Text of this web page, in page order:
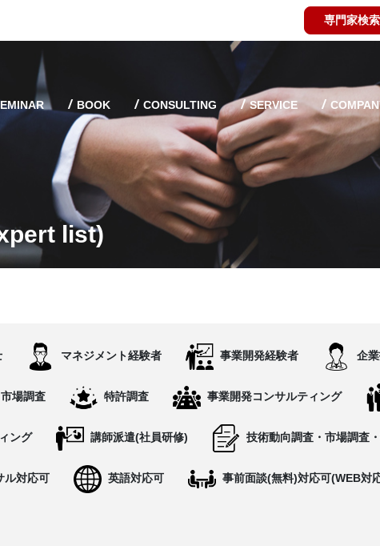
専門家検索
BOOK CONSULTING SERVICE
list)
マネジメント経験者 事業開発経験者 企
市場調査 特許調査 事業開発コンサルティング
ング 講師派遣(社員研修) 技術動向調査・市場調査
ル対応可 英語対応可 事前面談(無料)対応可(WEB対